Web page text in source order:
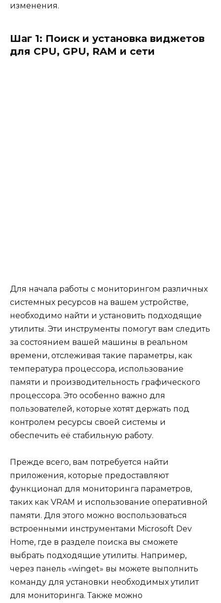
изменения.
Шаг 1: Поиск и установка виджетов
для CPU, GPU, RAM и сети
Для начала работы с мониторингом различных
системных ресурсов на вашем устройстве,
необходимо найти и установить подходящие
утилиты. Эти инструменты помогут вам следить
за состоянием вашей машины в реальном
времени, отслеживая такие параметры, как
температура процессора, использование
памяти и производительность графического
процессора. Это особенно важно для
пользователей, которые хотят держать под
контролем ресурсы своей системы и
обеспечить её стабильную работу.
Прежде всего, вам потребуется найти
приложения, которые предоставляют
функционал для мониторинга параметров,
таких как VRAM и использование оперативной
памяти. Для этого можно воспользоваться
встроенными инструментами Microsoft Dev
Home, где в разделе поиска вы сможете
выбрать подходящие утилиты. Например,
через панель «winget» вы можете выполнить
команду для установки необходимых утилит
для мониторинга. Также можно